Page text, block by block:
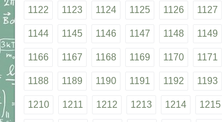
1122 1123 1124 1125 1126 1127
1144 1145 1146 1147 1148 1149
1166 1167 1168 1169 1170 1171
1188 1189 1190 1191 1192 1193
1210 1211 1212 1213 1214 1215